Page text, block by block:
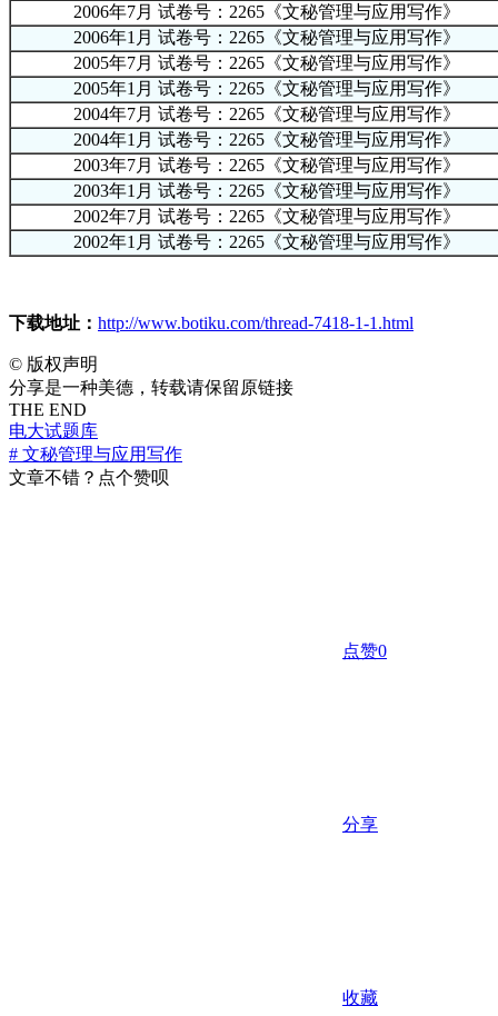
2006年7月 试卷号：2265《文秘管理与应用写作》
2006年1月 试卷号：2265《文秘管理与应用写作》
2005年7月 试卷号：2265《文秘管理与应用写作》
2005年1月 试卷号：2265《文秘管理与应用写作》
2004年7月 试卷号：2265《文秘管理与应用写作》
2004年1月 试卷号：2265《文秘管理与应用写作》
2003年7月 试卷号：2265《文秘管理与应用写作》
2003年1月 试卷号：2265《文秘管理与应用写作》
2002年7月 试卷号：2265《文秘管理与应用写作》
2002年1月 试卷号：2265《文秘管理与应用写作》
下载地址： http://www.botiku.com/thread-7418-1-1.html
© 版权声明
分享是一种美德，转载请保留原链接
THE END
电大试题库
# 文秘管理与应用写作
文章不错？点个赞呗
点赞0
分享
收藏